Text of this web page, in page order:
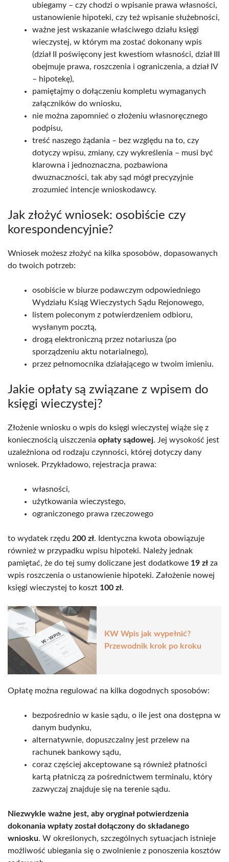
ubiegamy – czy chodzi o wpisanie prawa własności,
ustanowienie hipoteki, czy też wpisanie służebności,
ważne jest wskazanie właściwego działu księgi
wieczystej, w którym ma zostać dokonany wpis
(dział II poświęcony jest kwestiom własności, dział III
obejmuje prawa, roszczenia i ograniczenia, a dział IV
– hipotekę),
pamiętajmy o dołączeniu kompletu wymaganych
załączników do wniosku,
nie można zapomnieć o złożeniu własnoręcznego
podpisu,
treść naszego żądania – bez względu na to, czy
dotyczy wpisu, zmiany, czy wykreślenia – musi być
klarowna i jednoznaczna, pozbawiona
dwuznaczności, tak aby sąd mógł precyzyjnie
zrozumieć intencje wnioskodawcy.
Jak złożyć wniosek: osobiście czy
korespondencyjnie?
Wniosek możesz złożyć na kilka sposobów, dopasowanych
do twoich potrzeb:
osobiście w biurze podawczym odpowiedniego
Wydziału Ksiąg Wieczystych Sądu Rejonowego,
listem poleconym z potwierdzeniem odbioru,
wysłanym pocztą,
drogą elektroniczną przez notariusza (po
sporządzeniu aktu notarialnego),
przez pełnomocnika działającego w twoim imieniu.
Jakie opłaty są związane z wpisem do
księgi wieczystej?
Złożenie wniosku o wpis do księgi wieczystej wiąże się z
koniecznością uiszczenia opłaty sądowej. Jej wysokość jest
uzależniona od rodzaju czynności, której dotyczy dany
wniosek. Przykładowo, rejestracja prawa:
własności,
użytkowania wieczystego,
ograniczonego prawa rzeczowego
to wydatek rzędu 200 zł. Identyczna kwota obowiązuje
również w przypadku wpisu hipoteki. Należy jednak
pamiętać, że do tej sumy doliczane jest dodatkowe 19 zł za
wpis roszczenia o ustanowienie hipoteki. Założenie nowej
księgi wieczystej to koszt 100 zł.
KW Wpis jak wypełnić?
Przewodnik krok po kroku
Opłatę można regulować na kilka dogodnych sposobów:
bezpośrednio w kasie sądu, o ile jest ona dostępna w
danym budynku,
alternatywnie, dopuszczalny jest przelew na
rachunek bankowy sądu,
coraz częściej akceptowane są również płatności
kartą płatniczą za pośrednictwem terminalu, który
zazwyczaj znajduje się na terenie sądu.
Niezwykle ważne jest, aby oryginał potwierdzenia
dokonania wpłaty został dołączony do składanego
wniosku. W określonych, szczególnych sytuacjach istnieje
możliwość ubiegania się o zwolnienie z ponoszenia kosztów